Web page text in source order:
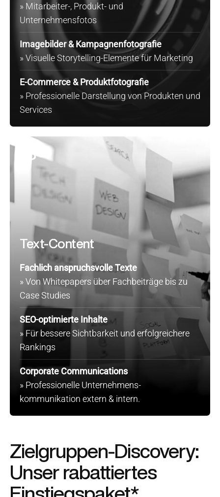
» Mitarbeiter-, Produkt- und
Unternehmensfotos
Imagebilder & Kampagnenfotografie
» Visuelle Storytelling-Elemente für Marketing
E-Commerce & Produktfotografie
» Professionelle Darstellung von Produkten und
Services
03
Text-Content
Fachlich anspruchsvolle Texte
» Von Whitepapers über Fachbeiträge bis zu
Case Studies
SEO-optimierte Inhalte
» Für bessere Sichtbarkeit und erfolgreichere
Rankings
Corporate Communications
» Professionelle Unternehmens-
kommunikation extern & intern.
Zielgruppen-Discovery:
Unser rabattiertes
Einstiegspaket*